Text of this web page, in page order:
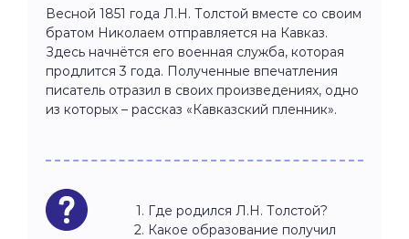
Весной 1851 года Л.Н. Толстой вместе со своим
братом Николаем отправляется на Кавказ.
Здесь начнётся его военная служба, которая
продлится 3 года. Полученные впечатления
писатель отразил в своих произведениях, одно
из которых – рассказ «Кавказский пленник».
Где родился Л.Н. Толстой?
Какое образование получил